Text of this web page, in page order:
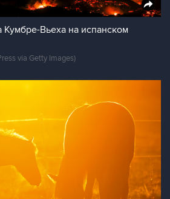
Вьеха на испанском
via Getty Images)